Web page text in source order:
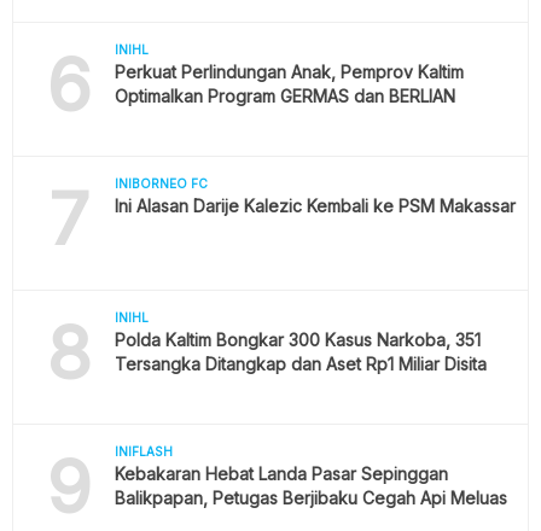
6 INIHL
Perkuat Perlindungan Anak, Pemprov Kaltim
Optimalkan Program GERMAS dan BERLIAN
7 INIBORNEO FC
Ini Alasan Darije Kalezic Kembali ke PSM Makassar
8 INIHL
Polda Kaltim Bongkar 300 Kasus Narkoba, 351
Tersangka Ditangkap dan Aset Rp1 Miliar Disita
9 INIFLASH
Kebakaran Hebat Landa Pasar Sepinggan
Balikpapan, Petugas Berjibaku Cegah Api Meluas